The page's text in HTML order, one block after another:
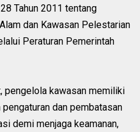
Tahun 2011 tentang
dan Kawasan Pelestarian
Peraturan Pemerintah
pengelola kawasan memiliki
dan pembatasan
demi menjaga keamanan,